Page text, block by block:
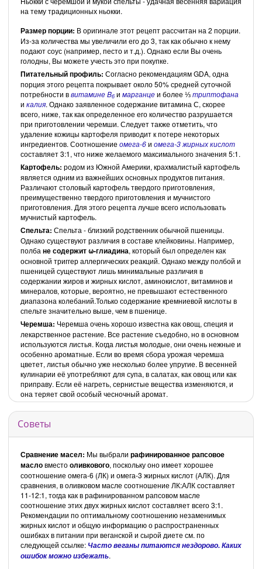
на тему традиционных ньокки.
Размер порции: В оригинале этот рецепт рассчитан на 2 порции.
Из-за количества мы увеличили его до 3, так как обычно к нему
подают соус (например, песто и т.д.). Однако если Вы очень
голодны, Вы можете учесть это при покупке.
Питательный профиль: Согласно рекомендациям GDA, одна
порция этого рецепта покрывает около 50% средней суточной
потребности ввитамине B6 и марганцеи более ⅓триптофана
и калия. Однако заявленное содержание витамина С, скорее
всего, ниже, так как определенное его количество разрушается
при приготовлении черемши. Следует также отметить, что
удаление кожицы картофеля приводит к потере некоторых
ингредиентов. Соотношение омега-6и омега-3 жирных кислот
составляет 3:1, что ниже желаемого максимального значения 5:1.
Картофель: родом из Южной Америки, крахмалистый картофель
является одним из важнейших основных продуктов питания.
Различают столовый картофель твердого приготовления,
преимущественно твердого приготовления и мучнистого
приготовления. Для этого рецепта лучше всего использовать
мучнистый картофель.
Спельта: Спельта - близкий родственник обычной пшеницы.
Однако существуют различия в составе клейковины. Например,
полба не содержит ω-глиадина, который был определен как
основной триггер аллергических реакций. Однако между полбой и
пшеницей существуют лишь минимальные различия в
содержании жиров и жирных кислот, аминокислот, витаминов и
минералов, которые, вероятно, не превышают естественного
диапазона колебаний.Только содержание кремниевой кислоты в
спельте значительно выше, чем в пшенице.
Черемша: Черемша очень хорошо известна как овощ, специя и
лекарственное растение. Все растение съедобно, но в основном
используются листья. Когда листья молодые, они очень нежные и
особенно ароматные. Если во время сбора урожая черемша
цветет, листья обычно уже несколько более упругие. В весенней
кулинарии её употребляют для супа, в салатах, как овощ или как
приправу. Если её нагреть, сернистые вещества изменяются, и
она теряет свой особый чесночный аромат.
Советы
Сравнение масел: Мы выбрали рафинированное рапсовое
масловместооливкового, поскольку оно имеет хорошее
соотношение омега-6 (ЛК) и омега-3 жирных кислот (АЛК). Для
сравнения, в оливковом масле соотношение ЛК:АЛК составляет
11-12:1, тогда как в рафинированном рапсовом масле
соотношение этих двух жирных кислот составляет всего 3:1.
Рекомендации по оптимальному соотношению незаменимых
жирных кислот и общую информацию о распространенных
ошибках в питании при веганской и сырой диете см. по
следующей ссылке: Часто веганы питаются нездорово. Каких
ошибок можно избежать.